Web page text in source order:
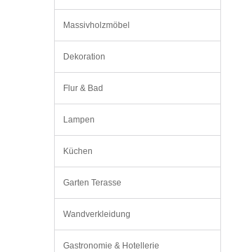
Massivholzmöbel
Dekoration
Flur & Bad
Lampen
Küchen
Garten Terasse
Wandverkleidung
Gastronomie & Hotellerie